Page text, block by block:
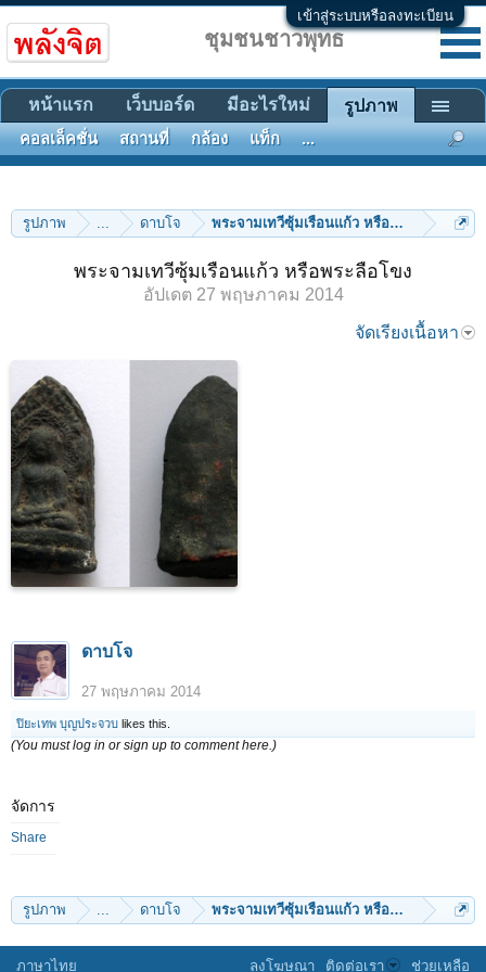
เข้าสู่ระบบหรือลงทะเบียน
รูปภาพ ... ดาบโจ พระจามเทวีซุ้มเรือนแก้ว หรือพระลือโขง
พระจามเทวีซุ้มเรือนแก้ว หรือพระลือโขง
อัปเดต 27 พฤษภาคม 2014
จัดเรียงเนื้อหา
ดาบโจ
27 พฤษภาคม 2014
ปิยะเทพ บุญประจวบ likes this.
(You must log in or sign up to comment here.)
จัดการ
Share
รูปภาพ ... ดาบโจ พระจามเทวีซุ้มเรือนแก้ว หรือพระลือโขง
ชุมชนชาวพุทธ
หน้าแรก เว็บบอร์ด มีอะไรใหม่ รูปภาพ
คอลเล็คชั่น สถานที่ กล้อง แท็ก ...
ภาษาไทย ลงโฆษณา ติดต่อเรา ช่วยเหลือ